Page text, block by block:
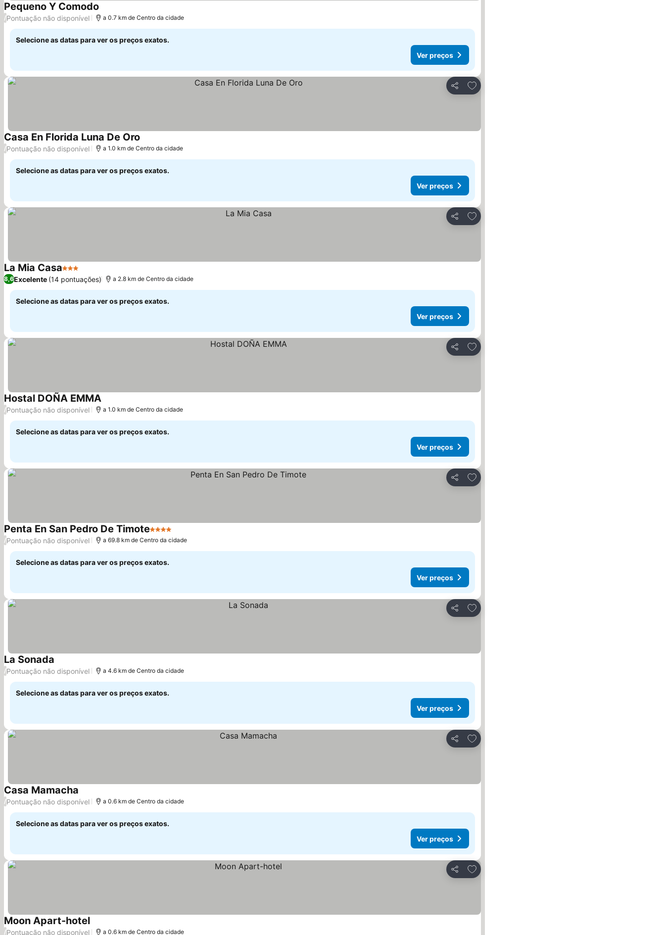
Pequeno Y Comodo
/Pontuação não disponível a 0.7 km de Centro da cidade
Selecione as datas para ver os preços exatos.
Ver preços
Partilhar
Adicionar aos favoritos
Casa En Florida Luna De Oro
/Pontuação não disponível a 1.0 km de Centro da cidade
Selecione as datas para ver os preços exatos.
Ver preços
Partilhar
Adicionar aos favoritos
La Mia Casa3 Estrelas
8,6Excelente (14 pontuações) a 2.8 km de Centro da cidade
Selecione as datas para ver os preços exatos.
Ver preços
Partilhar
Adicionar aos favoritos
Hostal DOÑA EMMA
/Pontuação não disponível a 1.0 km de Centro da cidade
Selecione as datas para ver os preços exatos.
Ver preços
Partilhar
Adicionar aos favoritos
Penta En San Pedro De Timote4 Estrelas
/Pontuação não disponível a 69.8 km de Centro da cidade
Selecione as datas para ver os preços exatos.
Ver preços
Partilhar
Adicionar aos favoritos
La Sonada
/Pontuação não disponível a 4.6 km de Centro da cidade
Selecione as datas para ver os preços exatos.
Ver preços
Partilhar
Adicionar aos favoritos
Casa Mamacha
/Pontuação não disponível a 0.6 km de Centro da cidade
Selecione as datas para ver os preços exatos.
Ver preços
Partilhar
Adicionar aos favoritos
Moon Apart-hotel
/Pontuação não disponível a 0.6 km de Centro da cidade